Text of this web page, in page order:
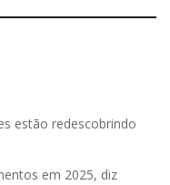
estão redescobrindo
em 2025, diz